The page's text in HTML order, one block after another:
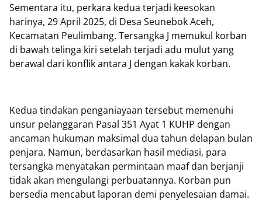
Sementara itu, perkara kedua terjadi keesokan
harinya, 29 April 2025, di Desa Seunebok Aceh,
Kecamatan Peulimbang. Tersangka J memukul korban
di bawah telinga kiri setelah terjadi adu mulut yang
berawal dari konflik antara J dengan kakak korban.
Kedua tindakan penganiayaan tersebut memenuhi
unsur pelanggaran Pasal 351 Ayat 1 KUHP dengan
ancaman hukuman maksimal dua tahun delapan bulan
penjara. Namun, berdasarkan hasil mediasi, para
tersangka menyatakan permintaan maaf dan berjanji
tidak akan mengulangi perbuatannya. Korban pun
bersedia mencabut laporan demi penyelesaian damai.